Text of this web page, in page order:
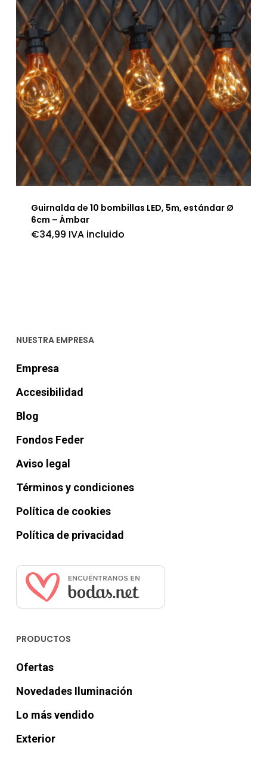
Guirnalda de 10 bombillas LED, 5m, estándar Ø
6cm – Ámbar
€34,99 IVA incluido
NUESTRA EMPRESA
Empresa
Accesibilidad
Blog
Fondos Feder
Aviso legal
Términos y condiciones
Política de cookies
Política de privacidad
PRODUCTOS
Ofertas
Novedades Iluminación
Lo más vendido
Exterior